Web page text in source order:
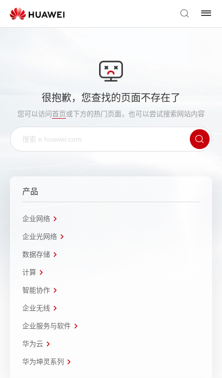
很抱歉，您查找的页面不存在了
您可以访问首页或下方的热门页面，也可以尝试搜索网站内容
产品
企业网络
企业光网络
数据存储
计算
智能协作
企业无线
企业服务与软件
华为云
华为坤灵系列